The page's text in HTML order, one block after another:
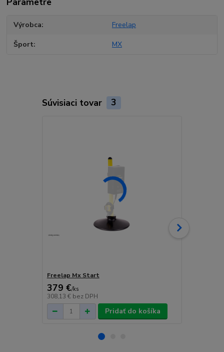
Výrobca Freelap
Šport MX
Súvisiaci tovar 3
Freelap Mx Start
379 €/ks
308,13 € bez DPH
Pridať do košíka